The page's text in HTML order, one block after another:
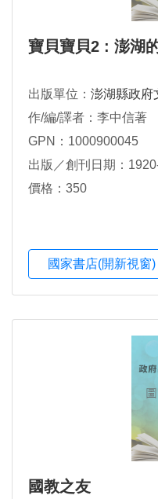
寶貝寶貝2 : 澎湖
出版單位： 澎湖縣政府
作/編/譯者：李中信著
GPN：1000900045
出版／創刊日期：
價格：350
國家書店(開新視窗)
國教之友